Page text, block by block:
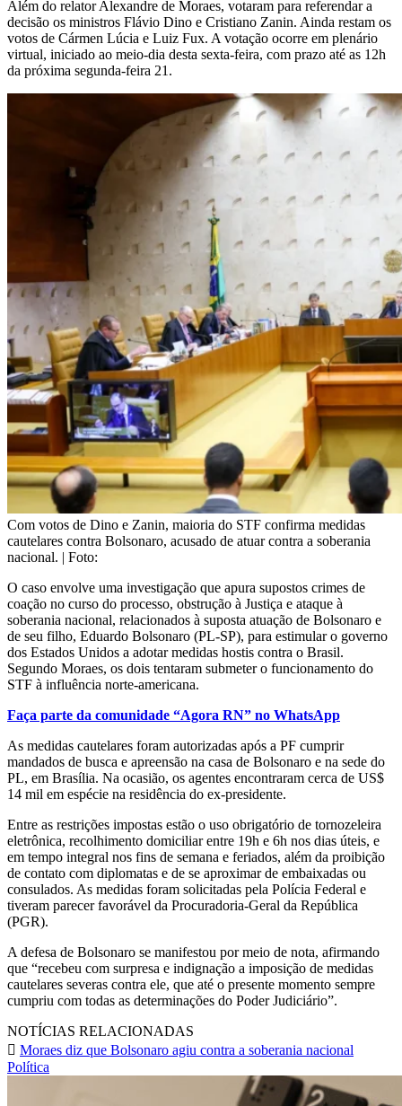
Além do relator Alexandre de Moraes, votaram para referendar a
decisão os ministros Flávio Dino e Cristiano Zanin. Ainda restam os
votos de Cármen Lúcia e Luiz Fux. A votação ocorre em plenário
virtual, iniciado ao meio-dia desta sexta-feira, com prazo até as 12h
da próxima segunda-feira 21.
Com votos de Dino e Zanin, maioria do STF confirma medidas
cautelares contra Bolsonaro, acusado de atuar contra a soberania
nacional. | Foto:
O caso envolve uma investigação que apura supostos crimes de
coação no curso do processo, obstrução à Justiça e ataque à
soberania nacional, relacionados à suposta atuação de Bolsonaro e
de seu filho, Eduardo Bolsonaro (PL-SP), para estimular o governo
dos Estados Unidos a adotar medidas hostis contra o Brasil.
Segundo Moraes, os dois tentaram submeter o funcionamento do
STF à influência norte-americana.
Faça parte da comunidade “Agora RN” no WhatsApp
As medidas cautelares foram autorizadas após a PF cumprir
mandados de busca e apreensão na casa de Bolsonaro e na sede do
PL, em Brasília. Na ocasião, os agentes encontraram cerca de US$
14 mil em espécie na residência do ex-presidente.
Entre as restrições impostas estão o uso obrigatório de tornozeleira
eletrônica, recolhimento domiciliar entre 19h e 6h nos dias úteis, e
em tempo integral nos fins de semana e feriados, além da proibição
de contato com diplomatas e de se aproximar de embaixadas ou
consulados. As medidas foram solicitadas pela Polícia Federal e
tiveram parecer favorável da Procuradoria-Geral da República
(PGR).
A defesa de Bolsonaro se manifestou por meio de nota, afirmando
que “recebeu com surpresa e indignação a imposição de medidas
cautelares severas contra ele, que até o presente momento sempre
cumpriu com todas as determinações do Poder Judiciário”.
NOTÍCIAS RELACIONADAS
Moraes diz que Bolsonaro agiu contra a soberania nacional
Política